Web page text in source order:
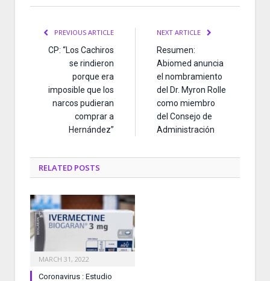
PREVIOUS ARTICLE
CP: “Los Cachiros
se rindieron
porque era
imposible que los
narcos pudieran
comprar a
Hernández”
NEXT ARTICLE
Resumen:
Abiomed anuncia
el nombramiento
del Dr. Myron Rolle
como miembro
del Consejo de
Administración
RELATED POSTS
MARCH 31, 2022
Coronavirus : Estudio